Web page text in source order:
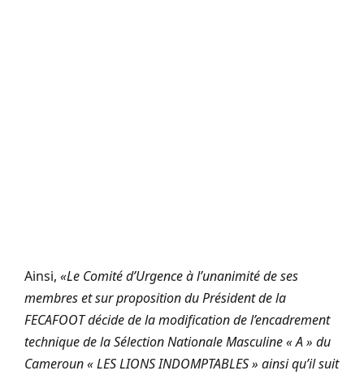
Ainsi, «Le Comité d’Urgence à l’unanimité de ses
membres et sur proposition du Président de la
FECAFOOT décide de la modification de l’encadrement
technique de la Sélection Nationale Masculine « A » du
Cameroun « LES LIONS INDOMPTABLES » ainsi qu’il suit